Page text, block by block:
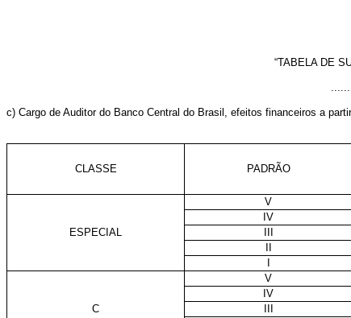
“TABELA DE
c) Cargo de Auditor do Banco Central do Brasil, efeitos financeiros a
CLASSE PADRÃO
ESPECIAL
V
IV
C
V
IV